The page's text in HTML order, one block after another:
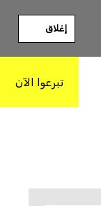
إغلاق
تبرعوا الآن